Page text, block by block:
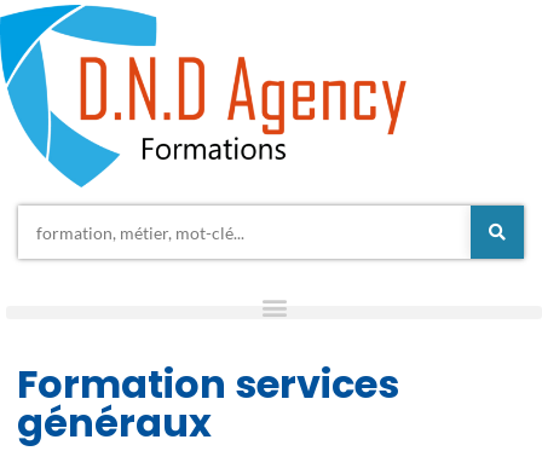
Formation services
généraux